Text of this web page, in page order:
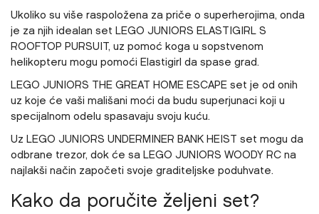
Ukoliko su više raspoložena za priče o superherojima, onda
je za njih idealan set LEGO JUNIORS ELASTIGIRL S
ROOFTOP PURSUIT, uz pomoć koga u sopstvenom
helikopteru mogu pomoći Elastigirl da spase grad.
LEGO JUNIORS THE GREAT HOME ESCAPE set je od onih
uz koje će vaši mališani moći da budu superjunaci koji u
specijalnom odelu spasavaju svoju kuću.
Uz LEGO JUNIORS UNDERMINER BANK HEIST set mogu da
odbrane trezor, dok će sa LEGO JUNIORS WOODY RC na
najlakši način započeti svoje graditeljske poduhvate.
Kako da poručite željeni set?